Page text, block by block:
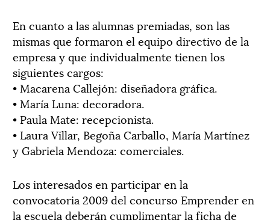
En cuanto a las alumnas premiadas, son las
mismas que formaron el equipo directivo de la
empresa y que individualmente tienen los
siguientes cargos:
• Macarena Callejón: diseñadora gráfica.
• María Luna: decoradora.
• Paula Mate: recepcionista.
• Laura Villar, Begoña Carballo, María Martínez
y Gabriela Mendoza: comerciales.
Los interesados en participar en la
convocatoria 2009 del concurso Emprender en
la escuela deberán cumplimentar la ficha de